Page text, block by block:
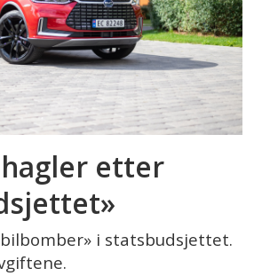
etter
i statsbudsjettet.